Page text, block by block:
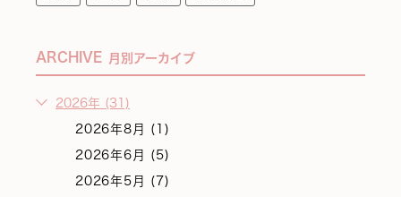
ARCHIVE 月別アーカイブ
2026年 (31)
2026年8月 (1)
2026年6月 (5)
2026年5月 (7)